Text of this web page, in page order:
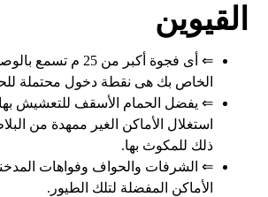
القيوين
⇐ أى فجوة أكبر من 25 م
الخاص بك هى نقطة دخول محتملة
⇐ يفضل الحمام الأسقف للتعشيش بها
استغلال الأماكن الغير ممهدة من
ذلك للمكوث بها.
⇐ الشرفات والحواف وفواهات
الأماكن المفضلة لتلك الطيور.